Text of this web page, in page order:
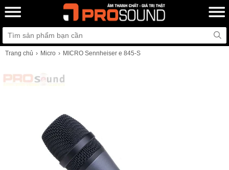
Trang chủ Micro MICRO Sennheiser e 845-S